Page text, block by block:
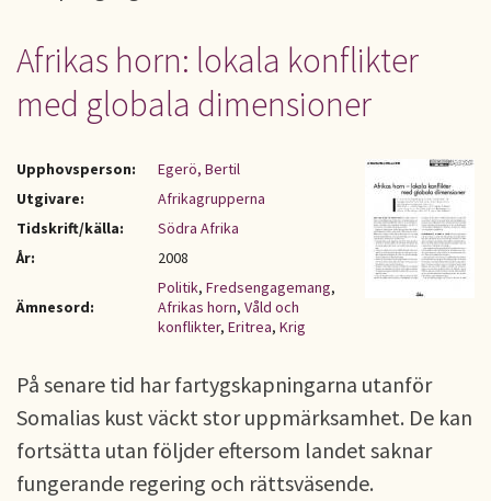
Afrikas horn: lokala konflikter
med globala dimensioner
Upphovsperson:
Egerö, Bertil
Utgivare:
Afrikagrupperna
Tidskrift/källa:
Södra Afrika
År:
2008
Ämnesord:
Politik, Fredsengagemang,
Afrikas horn, Våld och
konflikter, Eritrea, Krig
På senare tid har fartygskapningarna utanför
Somalias kust väckt stor uppmärksamhet. De kan
fortsätta utan följder eftersom landet saknar
fungerande regering och rättsväsende.